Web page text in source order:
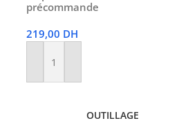
précommande
219,00 DH
Ajouter Au Panier
OUTILLAGE